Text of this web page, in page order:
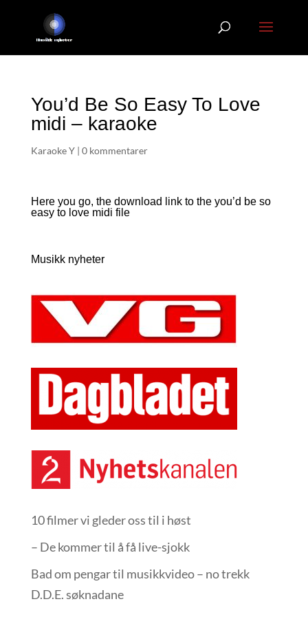
You’d Be So Easy To Love
midi – karaoke
Karaoke Y| 0 kommentarer
Here you go, the download link to the you’d be so
easy to love midi file
Musikk nyheter
10 filmer vi gleder oss til i høst
– De kommer til å få live-sjokk
Bad om pengar til musikkvideo – no trekk
D.D.E. søknadane